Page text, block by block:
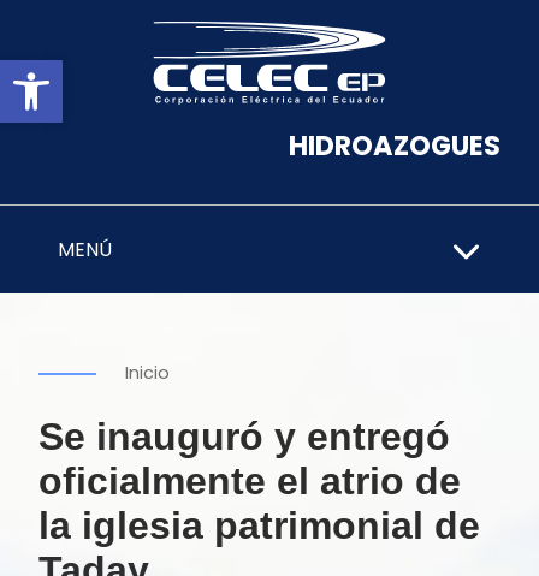
Abrir barra de herramientas
HIDROAZOGUES
MENÚ
Inicio
Se inauguró y entregó
oficialmente el atrio de
la iglesia patrimonial de